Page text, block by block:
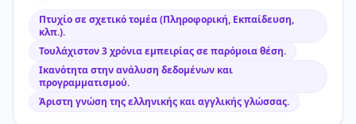
Πτυχίο σε σχετικό τομέα (Πληροφορική, Εκπαίδευση,
κλπ.).
Τουλάχιστον 3 χρόνια εμπειρίας σε παρόμοια θέση.
Ικανότητα στην ανάλυση δεδομένων και
προγραμματισμού.
Άριστη γνώση της ελληνικής και αγγλικής γλώσσας.